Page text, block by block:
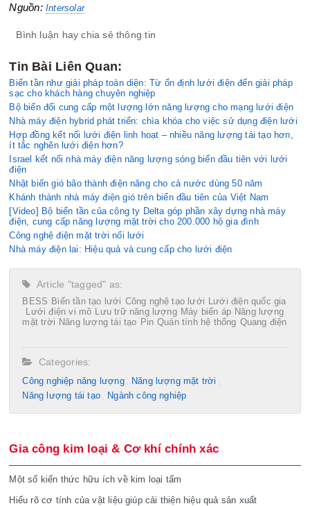
Nguồn:Intersolar
Bình luận hay chia sẻ thông tin
Tin Bài Liên Quan:
Biến tần như giải pháp toàn diện: Từ ổn định lưới điện đến giải pháp
sạc cho khách hàng chuyên nghiệp
Bộ biến đổi cung cấp một lượng lớn năng lượng cho mạng lưới điện
Nhà máy điện hybrid phát triển: chìa khóa cho việc sử dụng điện lưới
Hợp đồng kết nối lưới điện linh hoạt – nhiều năng lượng tái tạo hơn,
ít tắc nghẽn lưới điện hơn?
Israel kết nối nhà máy điện năng lượng sóng biển đầu tiên với lưới
điện
Nhật biến gió bão thành điện năng cho cả nước dùng 50 năm
Khánh thành nhà máy điện gió trên biển đầu tiên của Việt Nam
[Video] Bộ biến tần của công ty Delta góp phần xây dựng nhà máy
điện, cung cấp năng lượng mặt trời cho 200.000 hộ gia đình
Công nghệ điện mặt trời nối lưới
Nhà máy điện lai: Hiệu quả và cung cấp cho lưới điện
Article "tagged" as:
BESS Biến tần tạo lưới Công nghệ tạo lưới Lưới điện quốc gia
Lưới điện vi mô Lưu trữ năng lượng Máy biến áp Năng lượng
mặt trời Năng lượng tái tạo Pin Quán tính hệ thống Quang điện
Categories:
Công nghiệp năng lượng
Năng lượng mặt trời
Năng lượng tái tạo
Ngành công nghiệp
Gia công kim loại & Cơ khí chính xác
Một số kiến thức hữu ích về kim loại tấm
Hiểu rõ cơ tính của vật liệu giúp cải thiện hiệu quả sản xuất